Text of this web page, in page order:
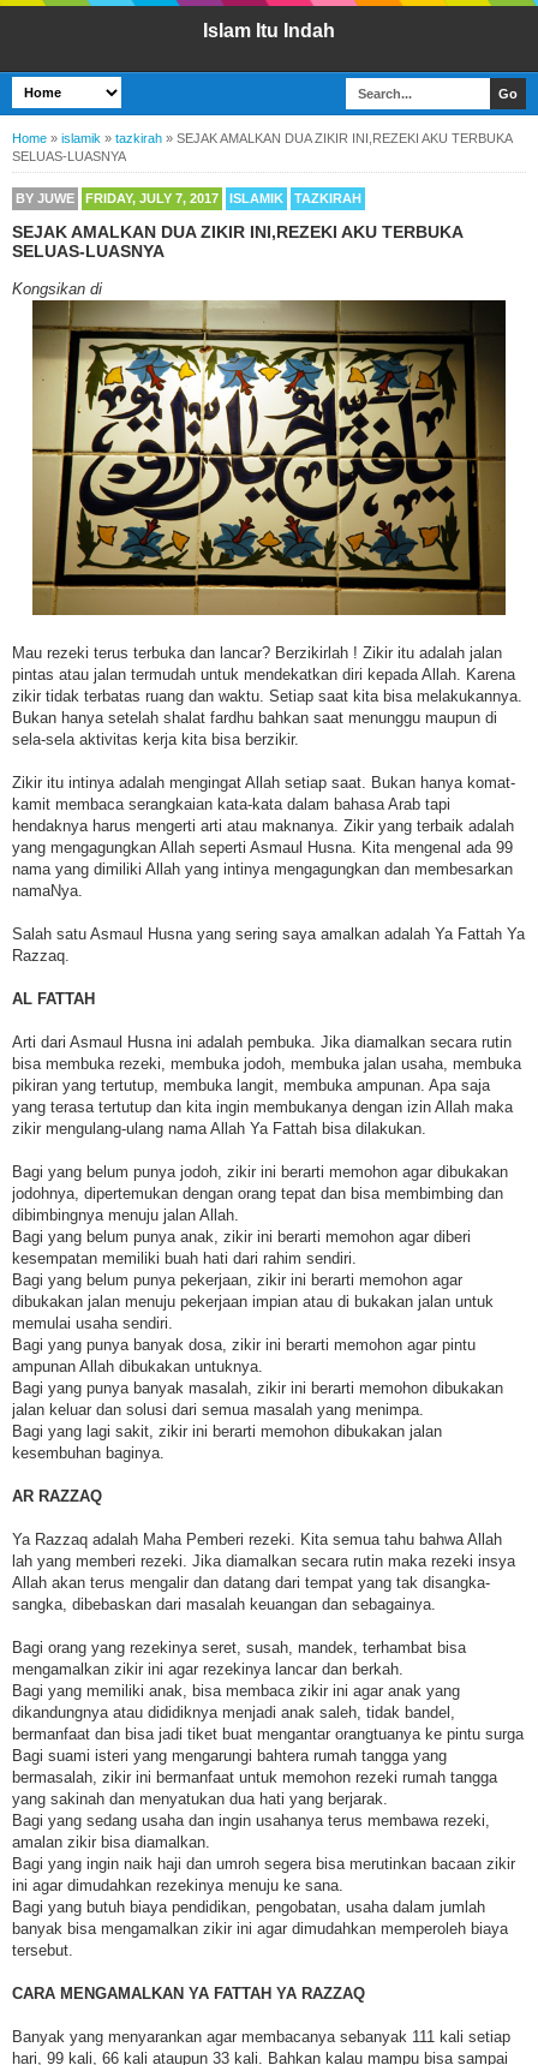
Islam Itu Indah
Home » islamik » tazkirah » SEJAK AMALKAN DUA ZIKIR INI,REZEKI AKU TERBUKA
SELUAS-LUASNYA
BY JUWE FRIDAY, JULY 7, 2017 ISLAMIK TAZKIRAH
SEJAK AMALKAN DUA ZIKIR INI,REZEKI AKU TERBUKA
SELUAS-LUASNYA
Kongsikan di
Mau rezeki terus terbuka dan lancar? Berzikirlah ! Zikir itu adalah jalan
pintas atau jalan termudah untuk mendekatkan diri kepada Allah. Karena
zikir tidak terbatas ruang dan waktu. Setiap saat kita bisa melakukannya.
Bukan hanya setelah shalat fardhu bahkan saat menunggu maupun di
sela-sela aktivitas kerja kita bisa berzikir.
Zikir itu intinya adalah mengingat Allah setiap saat. Bukan hanya komat-
kamit membaca serangkaian kata-kata dalam bahasa Arab tapi
hendaknya harus mengerti arti atau maknanya. Zikir yang terbaik adalah
yang mengagungkan Allah seperti Asmaul Husna. Kita mengenal ada 99
nama yang dimiliki Allah yang intinya mengagungkan dan membesarkan
namaNya.
Salah satu Asmaul Husna yang sering saya amalkan adalah Ya Fattah Ya
Razzaq.
AL FATTAH
Arti dari Asmaul Husna ini adalah pembuka. Jika diamalkan secara rutin
bisa membuka rezeki, membuka jodoh, membuka jalan usaha, membuka
pikiran yang tertutup, membuka langit, membuka ampunan. Apa saja
yang terasa tertutup dan kita ingin membukanya dengan izin Allah maka
zikir mengulang-ulang nama Allah Ya Fattah bisa dilakukan.
Bagi yang belum punya jodoh, zikir ini berarti memohon agar dibukakan
jodohnya, dipertemukan dengan orang tepat dan bisa membimbing dan
dibimbingnya menuju jalan Allah.
Bagi yang belum punya anak, zikir ini berarti memohon agar diberi
kesempatan memiliki buah hati dari rahim sendiri.
Bagi yang belum punya pekerjaan, zikir ini berarti memohon agar
dibukakan jalan menuju pekerjaan impian atau di bukakan jalan untuk
memulai usaha sendiri.
Bagi yang punya banyak dosa, zikir ini berarti memohon agar pintu
ampunan Allah dibukakan untuknya.
Bagi yang punya banyak masalah, zikir ini berarti memohon dibukakan
jalan keluar dan solusi dari semua masalah yang menimpa.
Bagi yang lagi sakit, zikir ini berarti memohon dibukakan jalan
kesembuhan baginya.
AR RAZZAQ
Ya Razzaq adalah Maha Pemberi rezeki. Kita semua tahu bahwa Allah
lah yang memberi rezeki. Jika diamalkan secara rutin maka rezeki insya
Allah akan terus mengalir dan datang dari tempat yang tak disangka-
sangka, dibebaskan dari masalah keuangan dan sebagainya.
Bagi orang yang rezekinya seret, susah, mandek, terhambat bisa
mengamalkan zikir ini agar rezekinya lancar dan berkah.
Bagi yang memiliki anak, bisa membaca zikir ini agar anak yang
dikandungnya atau dididiknya menjadi anak saleh, tidak bandel,
bermanfaat dan bisa jadi tiket buat mengantar orangtuanya ke pintu surga
Bagi suami isteri yang mengarungi bahtera rumah tangga yang
bermasalah, zikir ini bermanfaat untuk memohon rezeki rumah tangga
yang sakinah dan menyatukan dua hati yang berjarak.
Bagi yang sedang usaha dan ingin usahanya terus membawa rezeki,
amalan zikir bisa diamalkan.
Bagi yang ingin naik haji dan umroh segera bisa merutinkan bacaan zikir
ini agar dimudahkan rezekinya menuju ke sana.
Bagi yang butuh biaya pendidikan, pengobatan, usaha dalam jumlah
banyak bisa mengamalkan zikir ini agar dimudahkan memperoleh biaya
tersebut.
CARA MENGAMALKAN YA FATTAH YA RAZZAQ
Banyak yang menyarankan agar membacanya sebanyak 111 kali setiap
hari, 99 kali, 66 kali ataupun 33 kali. Bahkan kalau mampu bisa sampai